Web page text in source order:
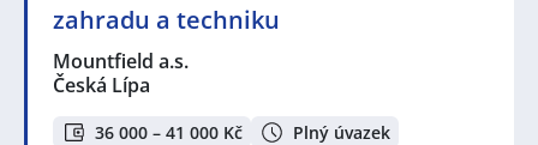
zahradu a techniku
Mountfield a.s.
Česká Lípa
36 000 – 41 000 Kč Plný úvazek